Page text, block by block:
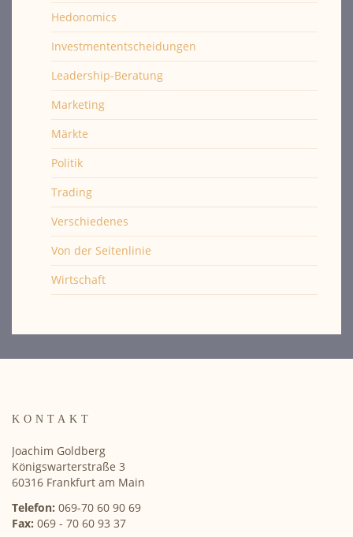
Hedonomics
Investmententscheidungen
Leadership-Beratung
Marketing
Märkte
Politik
Trading
Verschiedenes
Von der Seitenlinie
Wirtschaft
KONTAKT
Joachim Goldberg
Königswarterstraße 3
60316 Frankfurt am Main
Telefon: 069-70 60 90 69
Fax: 069 - 70 60 93 37